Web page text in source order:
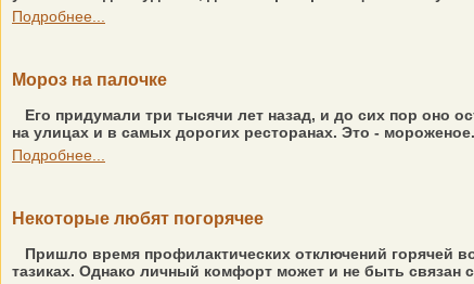
Подробнее...
Мороз на палочке
Его придумали три тысячи лет назад, и до сих пор оно
на улицах и в самых дорогих ресторанах. Это -
Подробнее...
Некоторые любят погорячее
Пришло время профилактических отключений горячей
тазиках. Однако личный комфорт может и не быть